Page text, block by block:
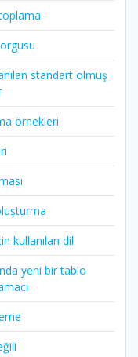
standart olmuş
örnekleri
kullanılan dil
yeni bir tablo